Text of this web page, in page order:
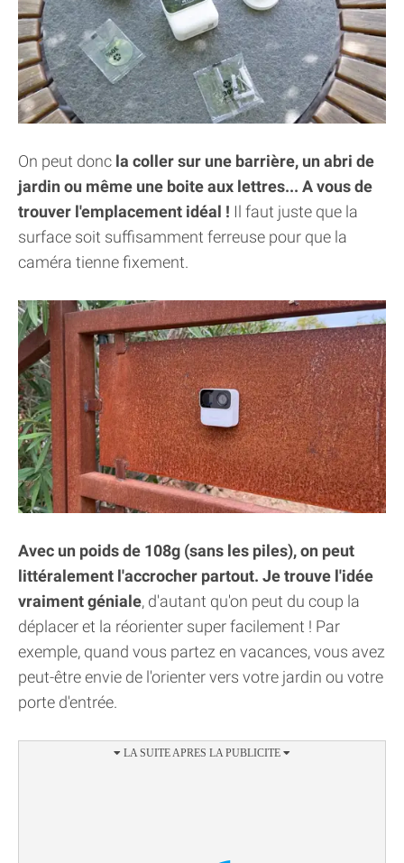
On peut donc la coller sur une barrière, un abri de
jardin ou même une boite aux lettres... A vous de
trouver l'emplacement idéal ! Il faut juste que la
surface soit suffisamment ferreuse pour que la
caméra tienne fixement.
Avec un poids de 108g (sans les piles), on peut
littéralement l'accrocher partout. Je trouve l'idée
vraiment géniale, d'autant qu'on peut du coup la
déplacer et la réorienter super facilement ! Par
exemple, quand vous partez en vacances, vous avez
peut-être envie de l'orienter vers votre jardin ou votre
porte d'entrée.